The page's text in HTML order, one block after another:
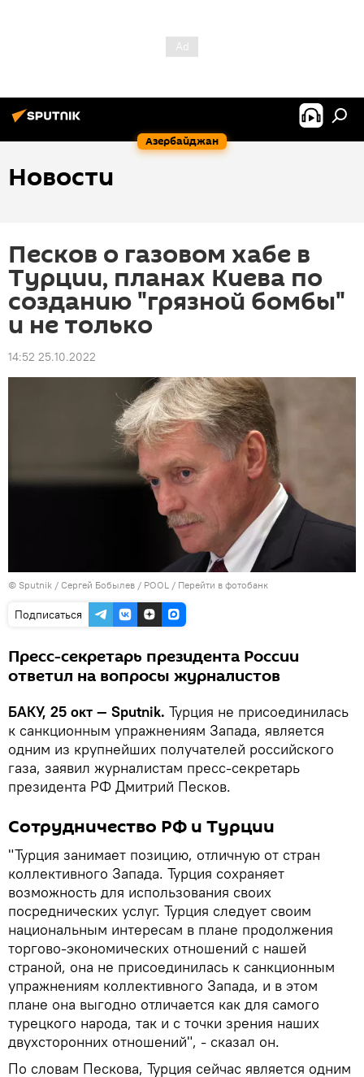
Азербайджан
Новости
Песков о газовом хабе в
Турции, планах Киева по
созданию "грязной бомбы"
и не только
14:52 25.10.2022
© Sputnik / Сергей Бобылев / POOL / Перейти в фотобанк
Подписаться
Пресс-секретарь президента России
ответил на вопросы журналистов
БАКУ, 25 окт — Sputnik. Турция не присоединилась
к санкционным упражнениям Запада, является
одним из крупнейших получателей российского
газа, заявил журналистам пресс-секретарь
президента РФ Дмитрий Песков.
Сотрудничество РФ и Турции
"Турция занимает позицию, отличную от стран
коллективного Запада. Турция сохраняет
возможность для использования своих
посреднических услуг. Турция следует своим
национальным интересам в плане продолжения
торгово-экономических отношений с нашей
страной, она не присоединилась к санкционным
упражнениям коллективного Запада, и в этом
плане она выгодно отличается как для самого
турецкого народа, так и с точки зрения наших
двухсторонних отношений", - сказал он.
По словам Пескова, Турция сейчас является одним